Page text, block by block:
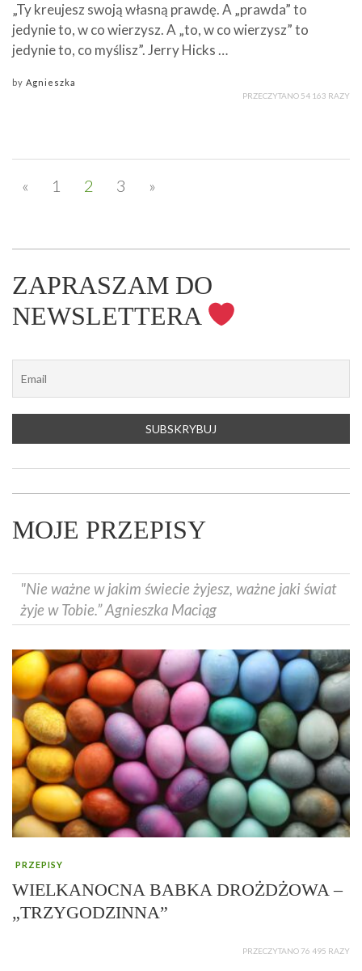
„Ty kreujesz swoją własną prawdę. A „prawda” to
jedynie to, w co wierzysz. A „to, w co wierzysz” to
jedynie to, co myślisz”. Jerry Hicks …
by Agnieszka
PRZECZYTANO 54 163 RAZY
« 1 2 3 »
ZAPRASZAM DO
NEWSLETTERA
MOJE PRZEPISY
"Nie ważne w jakim świecie żyjesz, ważne jaki świat
żyje w Tobie.” Agnieszka Maciąg
PRZEPISY
WIELKANOCNA BABKA DROŻDŻOWA –
„TRZYGODZINNA”
PRZECZYTANO 76 495 RAZY